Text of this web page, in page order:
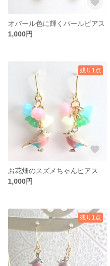
オパール色に輝くパールピアス
1,000円
残り1点
お花畑のスズメちゃんピアス
1,000円
残り1点